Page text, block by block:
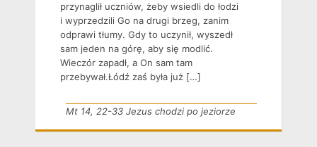
przynaglił uczniów, żeby wsiedli do łodzi
i wyprzedzili Go na drugi brzeg, zanim
odprawi tłumy. Gdy to uczynił, wyszedł
sam jeden na górę, aby się modlić.
Wieczór zapadł, a On sam tam
przebywał.Łódź zaś była już […]
Mt 14, 22-33 Jezus chodzi po jeziorze